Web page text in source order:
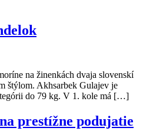
na žinenkách dvaja slovenskí
štýlom. Akhsarbek Gulajev je
do 79 kg. V 1. kole má […]
prestížne podujatie